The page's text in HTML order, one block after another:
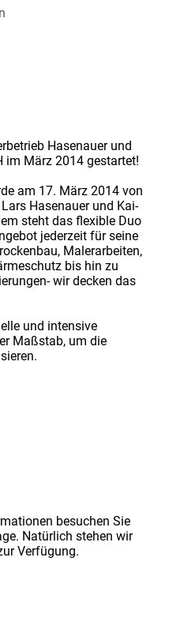
Hasenauer und
im März 2014 gestartet!
am 17. März 2014 von
Hasenauer und Kai-
steht das flexible Duo
jederzeit für seine
Malerarbeiten,
bis hin zu
wir decken das
und intensive
Maßstab, um die
besuchen Sie
Natürlich stehen wir
Verfügung.